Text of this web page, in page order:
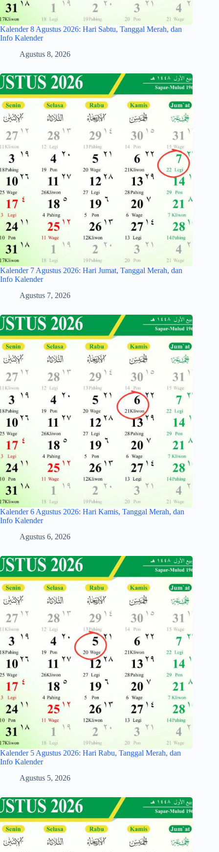
Kalender 8 Agustus 2026: Hari Sabtu, Tanggal Merah, dan
Info Kalender
Agustus 8, 2026
Kalender 7 Agustus 2026: Hari Jumat, Tanggal Merah, dan
Info Kalender
Agustus 7, 2026
Kalender 6 Agustus 2026: Hari Kamis, Tanggal Merah, dan
Info Kalender
Agustus 6, 2026
Kalender 5 Agustus 2026: Hari Rabu, Tanggal Merah, dan
Info Kalender
Agustus 5, 2026